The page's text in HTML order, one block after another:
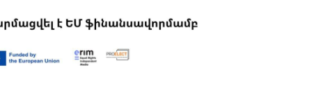
հաջողության
կապակցությամբ